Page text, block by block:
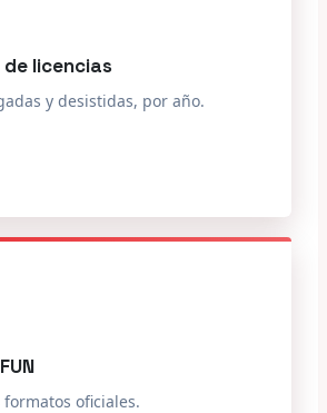
licencias
y desistidas, por año.
formatos oficiales.